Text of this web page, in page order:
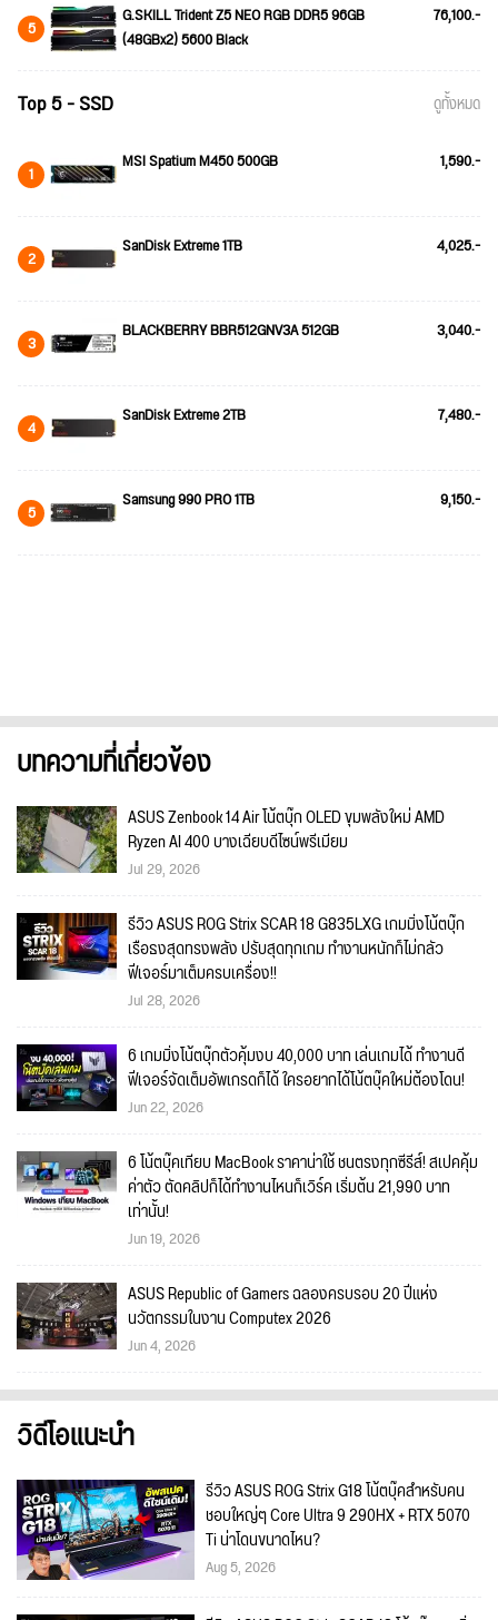
5
G.SKILL Trident Z5 NEO RGB DDR5 96GB
(48GBx2) 5600 Black
76,100.-
Top 5 - SSD ดูทั้งหมด
1 MSI Spatium M450 500GB 1,590.-
2 SanDisk Extreme 1TB 4,025.-
3 BLACKBERRY BBR512GNV3A 512GB 3,040.-
4 SanDisk Extreme 2TB 7,480.-
5 Samsung 990 PRO 1TB 9,150.-
บทความที่เกี่ยวข้อง
ASUS Zenbook 14 Air โน้ตบุ๊ก OLED ขุมพลังใหม่ AMD
Ryzen AI 400 บางเฉียบดีไซน์พรีเมียม
Jul 29, 2026
รีวิว ASUS ROG Strix SCAR 18 G835LXG เกมมิ่งโน้ตบุ๊ก
เรือธงสุดทรงพลัง ปรับสุดทุกเกม ทำงานหนักก็ไม่กลัว
ฟีเจอร์มาเต็มครบเครื่อง!!
Jul 28, 2026
6 เกมมิ่งโน้ตบุ๊กตัวคุ้มงบ 40,000 บาท เล่นเกมได้ ทำงานดี
ฟีเจอร์จัดเต็มอัพเกรดก็ได้ ใครอยากได้โน้ตบุ๊คใหม่ต้องโดน!
Jun 22, 2026
6 โน้ตบุ๊คเทียบ MacBook ราคาน่าใช้ ชนตรงทุกซีรีส์! สเปคคุ้ม
ค่าตัว ตัดคลิปก็ได้ทำงานไหนก็เวิร์ค เริ่มต้น 21,990 บาท
เท่านั้น!
Jun 19, 2026
ASUS Republic of Gamers ฉลองครบรอบ 20 ปีแห่ง
นวัตกรรมในงาน Computex 2026
Jun 4, 2026
วิดีโอแนะนำ
รีวิว ASUS ROG Strix G18 โน้ตบุ๊คสำหรับคน
ชอบใหญ่ๆ Core Ultra 9 290HX + RTX 5070
Ti น่าโดนขนาดไหน?
Aug 5, 2026